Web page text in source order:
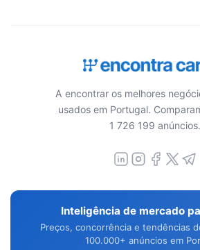
A encontrar os melhores
usados em Portugal.
1 726 199 anúncios.
Inteligência de mercado
Preços, concorrência e tendências
100.000+ anúncios em